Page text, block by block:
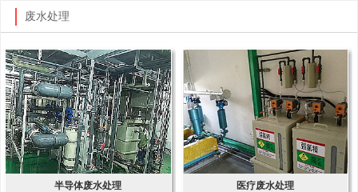
废水处理
半导体废水处理 医疗废水处理